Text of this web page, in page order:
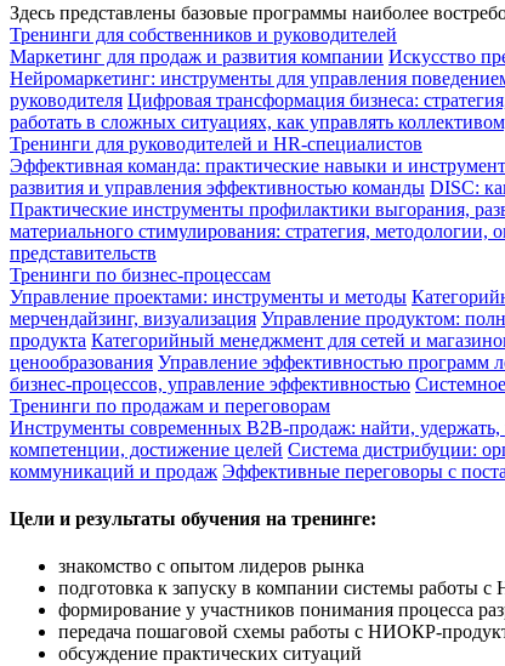
Здесь представлены базовые программы наиболее
Тренинги для собственников и руководителей
Маркетинг для продаж и развития компании Искусство
Нейромаркетинг: инструменты для управления
руководителя Цифровая трансформация бизнеса:
работать в сложных ситуациях, как управлять
Тренинги для руководителей и HR-специалистов
Эффективная команда: практические навыки и
развития и управления эффективностью команды DISC:
Практические инструменты профилактики выгорания,
материального стимулирования: стратегия, методологии,
представительств
Тренинги по бизнес-процессам
Управление проектами: инструменты и методы
мерчендайзинг, визуализация Управление продуктом:
продукта Категорийный менеджмент для сетей и
ценообразования Управление эффективностью программ
бизнес-процессов, управление эффективностью
Тренинги по продажам и переговорам
Инструменты современных B2B-продаж: найти, удержать,
компетенции, достижение целей Система дистрибуции:
коммуникаций и продаж Эффективные переговоры с
Цели и результаты обучения на тренинге:
знакомство с опытом лидеров рынка
подготовка к запуску в компании системы работы
формирование у участников понимания процесса
передача пошаговой схемы работы с НИОКР-
обсуждение практических ситуаций